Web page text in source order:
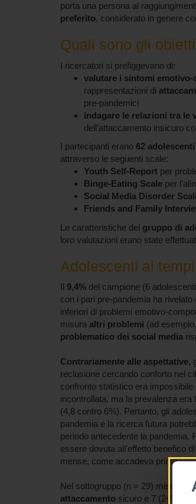
porta una persona al
preferito, considerato in genere
Quali sono gli
I ricercatori si prefiggevano di:
valutare i sintomi emotivo-
rappresentazioni di
pre-pandemici
indagare le relazioni tra le
dell'attaccamento insicuro
I partecipanti erano 62
attraverso le seguenti scale:
Youth Self-Report per
Binge-Eating Scale per
Social Media Disorder
Friends and Family
Le caratteristiche del gruppo di
loro valutazioni erano state
Adolescenti ai
Il 9,4% del campione (6
con i pari pre-pandemia ha
inferiori di problemi emotivo-
misura altri problemi (ad esempio,
problematico dei social media
Contrariamente alle aspettative,
reclusione cercando conforto nel
confronto statistico era
incontrollata, ma la prevalenza
(4,8 contro 6%). Pertanto, gli
pandemia e la ricerca futura
periodo antecedente la pandemia.
essere dovuta all'effetto benefico
mense, come accadeva prima.
Nel sottogruppo (n = 29) misurato
attaccamento sicuro e 7 (24%)